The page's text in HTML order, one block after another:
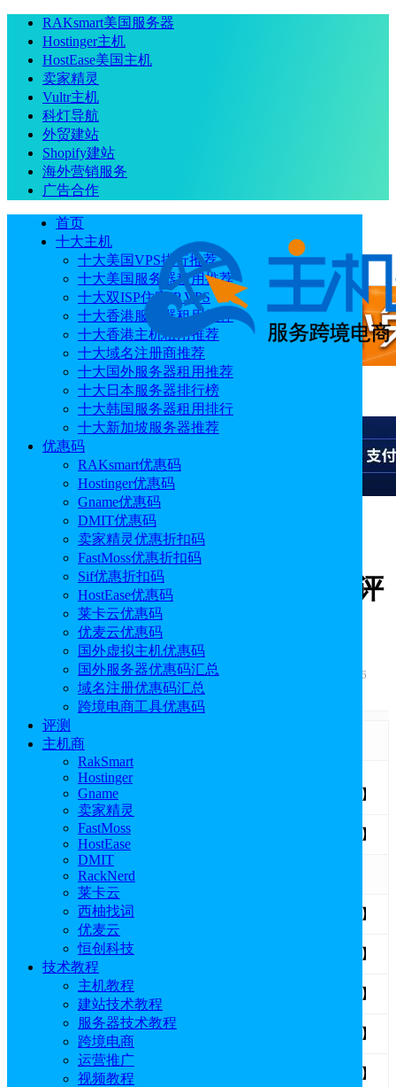
RAKsmart美国服务器
Hostinger主机
HostEase美国主机
卖家精灵
Vultr主机
科灯导航
外贸建站
Shopify建站
海外营销服务
广告合作
首页
十大主机
十大美国VPS排行推荐
十大美国服务器租用推荐
十大双ISP住宅IP VPS
十大香港服务器租用推荐
十大香港主机租用推荐
十大域名注册商推荐
十大国外服务器租用推荐
十大日本服务器排行榜
十大韩国服务器租用排行
十大新加坡服务器推荐
优惠码
RAKsmart优惠码
Hostinger优惠码
Gname优惠码
DMIT优惠码
卖家精灵优惠折扣码
FastMoss优惠折扣码
Sif优惠折扣码
HostEase优惠码
莱卡云优惠码
优麦云优惠码
国外虚拟主机优惠码
国外服务器优惠码汇总
域名注册优惠码汇总
跨境电商工具优惠码
评测
主机商
RakSmart
Hostinger
Gname
卖家精灵
FastMoss
HostEase
DMIT
RackNerd
莱卡云
西柚找词
优麦云
恒创科技
技术教程
主机教程
建站技术教程
服务器技术教程
跨境电商
运营推广
视频教程
BlueHost建站教程 BlueHost评
测专题
作者: sonya 发布时间: 2020.09.29 15:02:19
更新于: 2025.09.26
11:54:06
第1章： BlueHost基本介绍
1.1：BlueHost主机商介绍 【专题】
1.2：BlueHost优惠码 【汇总页面】
第2章： BlueHost教程
【图文教程】
2.2：BlueHost主机购买及设置指南 【图文教程】
【图文教程】
【图文教程】
【图文教程】